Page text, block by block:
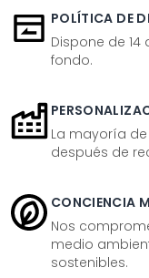
POLÍTICA DE
Dispone de
fondo.
La mayoría
después de
CONCIENCIA
Nos
medio
sostenibles.